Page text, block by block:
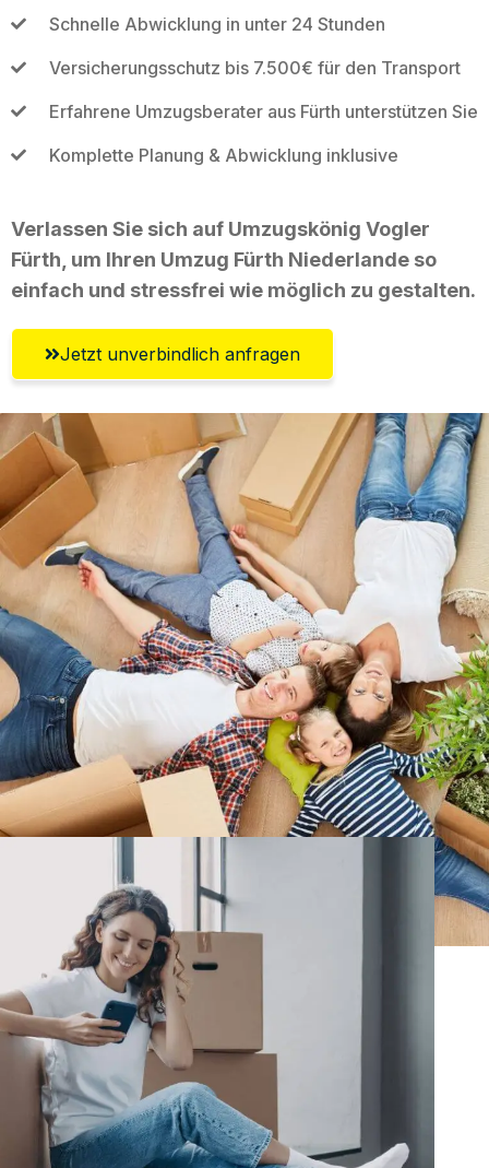
Schnelle Abwicklung in unter 24 Stunden
Versicherungsschutz bis 7.500€ für den Transport
Erfahrene Umzugsberater aus Fürth unterstützen Sie
Komplette Planung & Abwicklung inklusive
Verlassen Sie sich auf Umzugskönig Vogler
Fürth, um Ihren Umzug Fürth Niederlande so
einfach und stressfrei wie möglich zu gestalten.
Jetzt unverbindlich anfragen